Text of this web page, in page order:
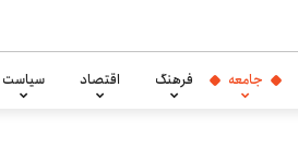
جامعه فرهنگ اقتصاد سیاست